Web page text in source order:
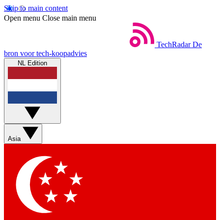
Skip to main content
Open menu Close main menu
TechRadar De
bron voor tech-koopadvies
NL Edition
Asia